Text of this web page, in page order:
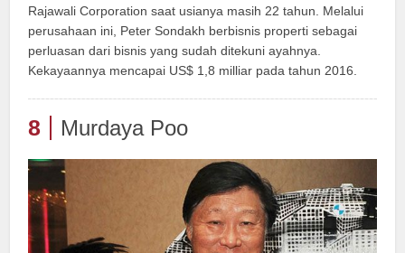
Rajawali Corporation saat usianya masih 22 tahun. Melalui
perusahaan ini, Peter Sondakh berbisnis properti sebagai
perluasan dari bisnis yang sudah ditekuni ayahnya.
Kekayaannya mencapai US$ 1,8 milliar pada tahun 2016.
8 Murdaya Poo